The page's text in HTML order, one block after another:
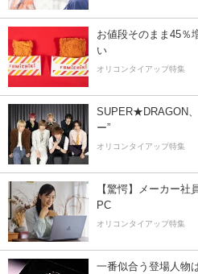
お値段そのまま45％
い
オリコンタイアップ特集
SUPER★DRAGON
ー”
オリコンタイアップ特集
【驚愕】メーカー
PC
オリコンタイアップ特集
一番似合う登場人物